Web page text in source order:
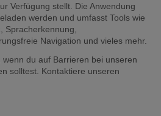
Verfügung stellt. Die Anwendung
werden und umfasst Tools wie
Spracherkennung,
wenn du auf Barrieren bei unseren
solltest. Kontaktiere unseren